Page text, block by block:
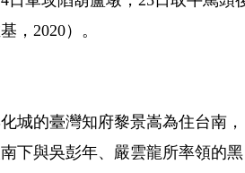
，2020）。
城的臺灣知府黎景嵩為住台南，
下與吳彭年、嚴雲龍所率領的黑